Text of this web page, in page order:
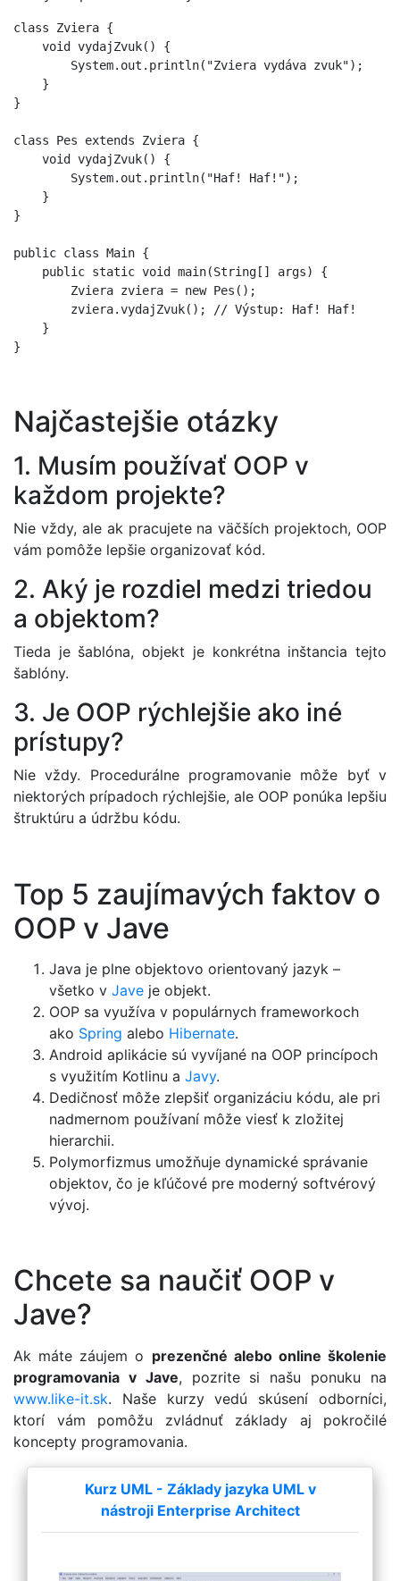
class Zviera {
    void vydajZvuk() {
        System.out.println("Zviera vydáva zvuk");
    }
}
class Pes extends Zviera {
    void vydajZvuk() {
        System.out.println("Haf! Haf!");
    }
}
public class Main {
    public static void main(String[] args) {
        Zviera zviera = new Pes();
        zviera.vydajZvuk(); // Výstup: Haf! Haf!
    }
Najčastejšie otázky
1. Musím používať OOP v
každom projekte?
Nie vždy, ale ak pracujete na väčších projektoch, OOP
vám pomôže lepšie organizovať kód.
2. Aký je rozdiel medzi triedou
a objektom?
Tieda je šablóna, objekt je konkrétna inštancia tejto
šablóny.
3. Je OOP rýchlejšie ako iné
prístupy?
Nie vždy. Procedurálne programovanie môže byť v
niektorých prípadoch rýchlejšie, ale OOP ponúka lepšiu
štruktúru a údržbu kódu.
Top 5 zaujímavých faktov o
OOP v Jave
Java je plne objektovo orientovaný jazyk –
všetko v Jave je objekt.
OOP sa využíva v populárnych frameworkoch
ako Spring alebo Hibernate.
Android aplikácie sú vyvíjané na OOP princípoch
s využitím Kotlinu a Javy.
Dedičnosť môže zlepšiť organizáciu kódu, ale pri
nadmernom používaní môže viesť k zložitej
hierarchii.
Polymorfizmus umožňuje dynamické správanie
objektov, čo je kľúčové pre moderný softvérový
vývoj.
Chcete sa naučiť OOP v
Jave?
Ak máte záujem o prezenčné alebo online školenie
programovania v Jave, pozrite si našu ponuku na
www.like-it.sk. Naše kurzy vedú skúsení odborníci,
ktorí vám pomôžu zvládnuť základy aj pokročilé
koncepty programovania.
Kurz UML - Základy jazyka UML v
nástroji Enterprise Architect